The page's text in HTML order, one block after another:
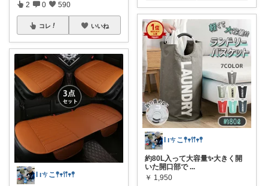
2 0 590
コレ いいね
Ɩ ıㄘこ𖤣𖥧𖥣𖡡𖥧𖤣
Ɩ ıㄘこ𖤣𖥧𖥣𖡡𖥧𖤣
約80L入って大容量✨大きく開
いた開口部で ...
￥ 1,950